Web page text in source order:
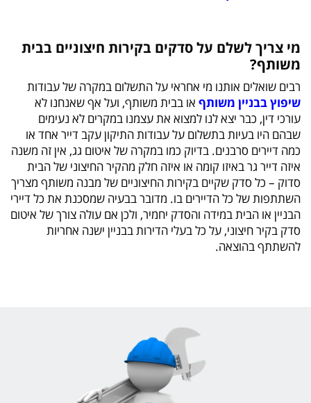
מי צריך לשלם על סדקים בקירות חיצוניים בבית
משותף?
רבים שואלים אותנו מי אחראי על התשלום במקרה של עבודות
שיפוץ בבניין משותף או בבית משותף, ועל אף שאנחנו לא
עורכי דין, כבר יצא לנו למצוא את עצמנו במקרים לא נעימים
שבהם היו בעיות בתשלום על עבודות התיקון עקב דייר אחד או
כמה דיירים סרבנים. בדיוק כמו במקרה של איטום גג, אין זה משנה
איזה דייר גר באיזו קומה או איזה חלק מהקיר החיצוני של הבית
סדוק – כל סדק שקיים בקירות החיצוניים של מבנה משותף מצריך
השתתפות של כל הדיירים בו. מדובר בבעיה שמסכנת את כל דיירי
הבניין או הבית במידה והסדק יחמיר, ולכן אם עולה צורך של איטום
סדק בקיר חיצוני, על כל בעלי הדירות בבניין ישנה אחריות
להשתתף בהוצאה.